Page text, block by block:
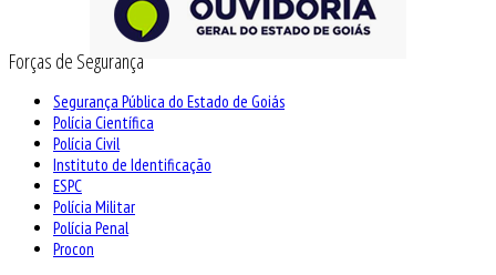
Forças de Segurança
Segurança Pública do Estado de Goiás
Polícia Científica
Polícia Civil
Instituto de Identificação
ESPC
Polícia Militar
Polícia Penal
Procon